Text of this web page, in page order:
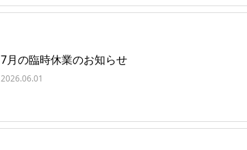
7月の臨時休業のお知らせ
2026.06.01